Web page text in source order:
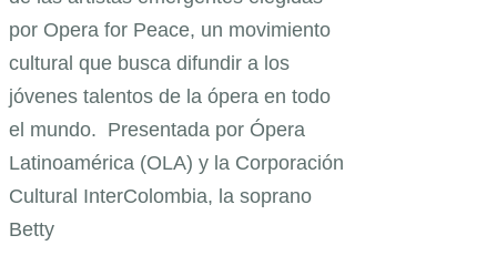
por Opera for Peace, un movimiento
cultural que busca difundir a los
jóvenes talentos de la ópera en todo
el mundo. Presentada por Ópera
Latinoamérica (OLA) y la Corporación
Cultural InterColombia, la soprano
Betty